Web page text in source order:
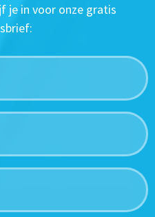
je in voor onze gratis